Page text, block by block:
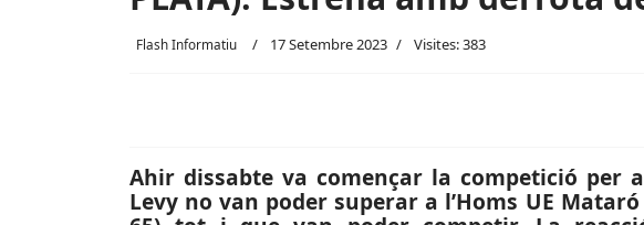
Flash Informatiu 17 Setembre 2023 Visites: 383
Ahir dissabte va començar la competició per
Levy no van poder superar a l’Homs UE